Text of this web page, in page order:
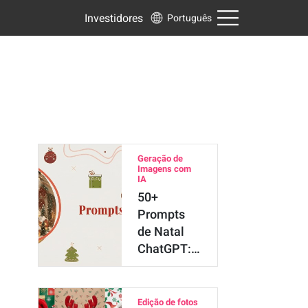
Investidores Português
Geração de
Imagens com
IA
50+
Prompts
de Natal
ChatGPT:
Crie Fotos
com IA
Edição de fotos